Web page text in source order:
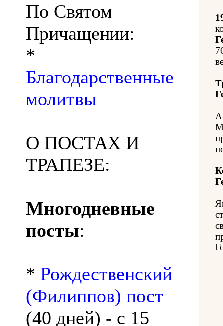
По Святом
Причащении:
*
Благодарственные
молитвы
О ПОСТАХ И
ТРАПЕЗЕ:
Многодневные
посты:
* Рождественский
(Филиппов) пост
(40 дней) - с 15